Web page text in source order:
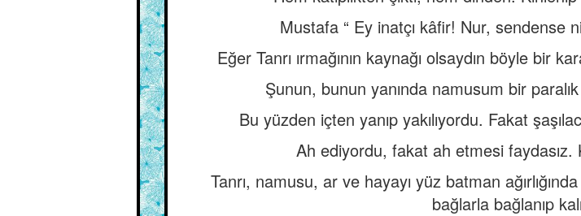
Mustafa “ Ey inatçı kâfir! Nur, sendense
Eğer Tanrı ırmağının kaynağı olsaydın böyle bir
Şunun, bunun yanında namusum bir paralık
Bu yüzden içten yanıp yakılıyordu. Fakat
Ah ediyordu, fakat ah etmesi faydasız.
Tanrı, namusu, ar ve hayayı yüz batman
bağlarla bağlanıp